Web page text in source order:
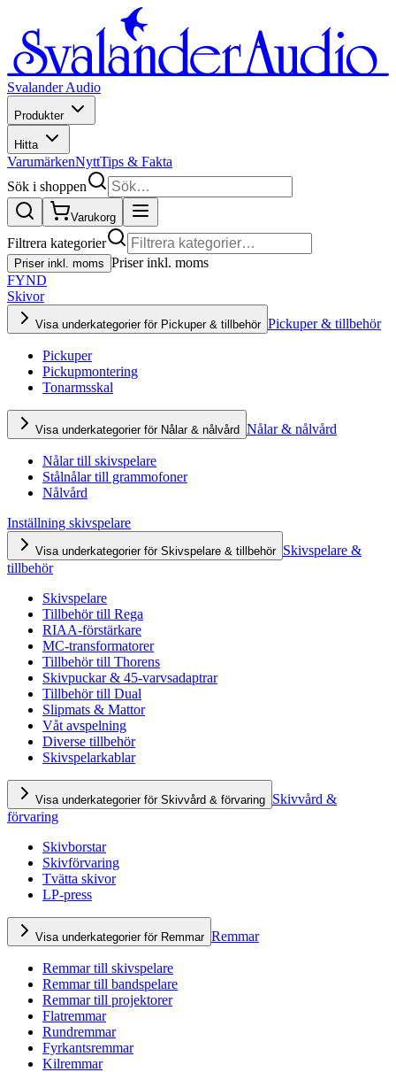
Svalander Audio
Produkter
Hitta
VarumärkenNyttTips & Fakta
Sök i shoppen
Varukorg
Filtrera kategorier
Priser inkl. moms Priser inkl. moms
FYND
Skivor
Visa underkategorier för Pickuper & tillbehör Pickuper & tillbehör
Pickuper
Pickupmontering
Tonarmsskal
Visa underkategorier för Nålar & nålvård Nålar & nålvård
Nålar till skivspelare
Stålnålar till grammofoner
Nålvård
Inställning skivspelare
Visa underkategorier för Skivspelare & tillbehör Skivspelare &
tillbehör
Skivspelare
Tillbehör till Rega
RIAA-förstärkare
MC-transformatorer
Tillbehör till Thorens
Skivpuckar & 45-varvsadaptrar
Tillbehör till Dual
Slipmats & Mattor
Våt avspelning
Diverse tillbehör
Skivspelarkablar
Visa underkategorier för Skivvård & förvaring Skivvård &
förvaring
Skivborstar
Skivförvaring
Tvätta skivor
LP-press
Visa underkategorier för Remmar Remmar
Remmar till skivspelare
Remmar till bandspelare
Remmar till projektorer
Flatremmar
Rundremmar
Fyrkantsremmar
Kilremmar